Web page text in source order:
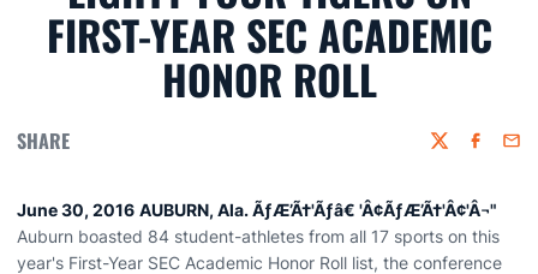
FIRST-YEAR SEC ACADEMIC
HONOR ROLL
SHARE Twitter
June 30, 2016 AUBURN, Ala. ÃƒÆ’Ã†'Ãƒâ€ 'Â¢ÃƒÆ’Ã†'Â¢'Â¬"
Auburn boasted 84 student-athletes from all 17 sports on this
year's First-Year SEC Academic Honor Roll list, the conference